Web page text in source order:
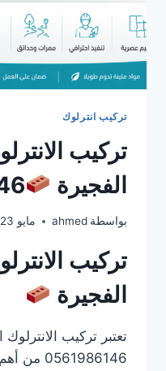
تركيب انترلوك
تركيب
الفجيرة
بواسطة ahmed مايو 23, 2026
تركيب
الفجيرة
تعتبر تركيب